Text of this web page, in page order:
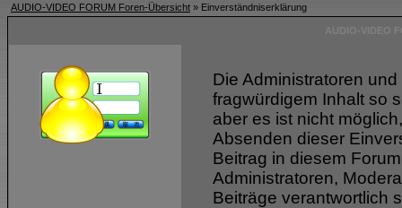
AUDIO-VIDEO FORUM Foren-Übersicht » Einverständniserklärung
Die Administratoren
fragwürdigem Inhalt so
aber es ist nicht
Absenden dieser
Beitrag in diesem
Administratoren,
Beiträge verantwortlich